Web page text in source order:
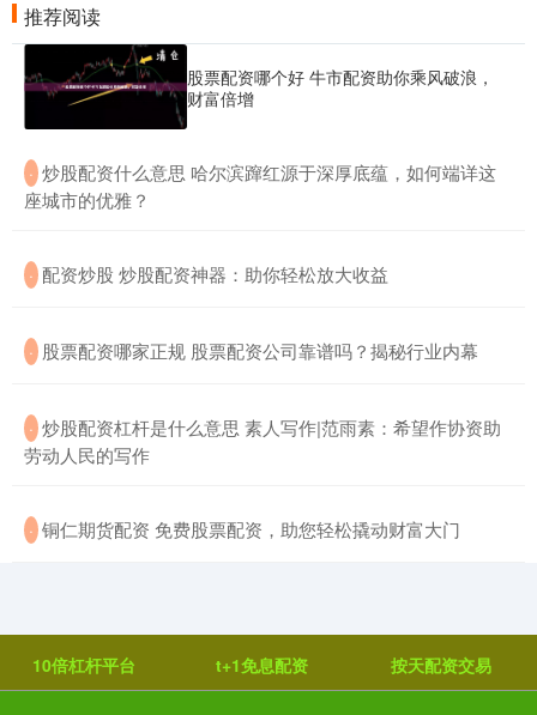
推荐阅读
股票配资哪个好 牛市配资助你乘风破浪，
财富倍增
· ​炒股配资什么意思 哈尔滨蹿红源于深厚底蕴，如何端详这
座城市的优雅？
· ​配资炒股 炒股配资神器：助你轻松放大收益
· ​股票配资哪家正规 股票配资公司靠谱吗？揭秘行业内幕
· ​炒股配资杠杆是什么意思 素人写作|范雨素：希望作协资助
劳动人民的写作
· ​铜仁期货配资 免费股票配资，助您轻松撬动财富大门
10倍杠杆平台 t+1免息配资 按天配资交易